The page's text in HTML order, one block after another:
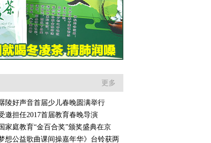
更多
陵好声音首届少儿春晚圆满举行
邀担任2017首届教育春晚导演
家庭教育“金百合奖”颁奖盛典在京
想公益歌曲课间操嘉年华》台铃获两